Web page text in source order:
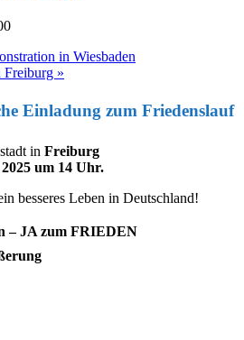
in Wiesbaden
Freiburg »
Einladung zum Friedenslauf
in Freiburg
um 14 Uhr.
besseres Leben in Deutschland!
– JA zum FRIEDEN